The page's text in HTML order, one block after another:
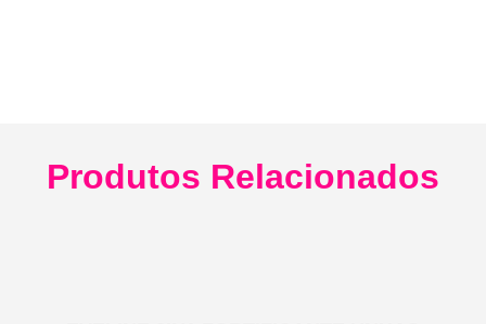
Produtos Relacionados